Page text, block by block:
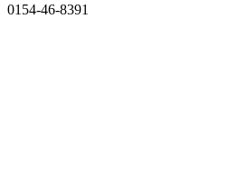
0154-46-8391